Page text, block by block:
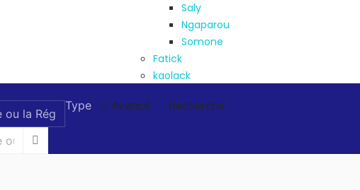
Saly
Ngaparou
Somone
Fatick
kaolack
Type
Avancé Recherche